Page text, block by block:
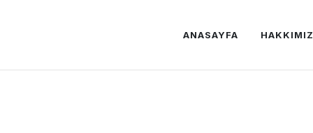
ANASAYFA